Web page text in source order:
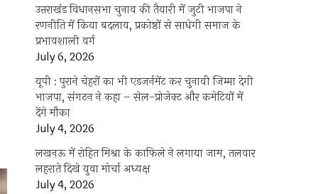
उत्तराखंंड विधानसभा चुनाव की तैयारी में जुटी भाजपा ने
रणनीति में किया बदलाव, प्रकोष्ठों से साधेगी समाज के
प्रभावशाली वर्ग
July 6, 2026
यूपी : पुराने चेहरों का भी एडजर्नमेंट कर चुनावी जिम्मा देगी
भाजपा, संगठन ने कहा – सेल-प्रोजेक्ट और कमेटियों में
देंगे मौका
July 4, 2026
लखनऊ में रोहित मिश्रा के काफिले ने लगाया जाम, तलवार
लहराते दिखे युवा मोर्चा अध्यक्ष
July 4, 2026